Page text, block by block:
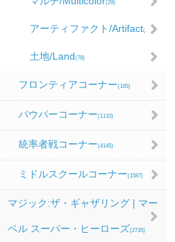
(29)
アーティファクト/Artifact(98)
土地/Land(78)
フロンティアコーナー(165)
パウパーコーナー(1110)
統率者戦コーナー(4145)
ミドルスクールコーナー(1587)
マジック:ザ・ギャザリング | マー
ベル スーパー・ヒーローズ(2735)